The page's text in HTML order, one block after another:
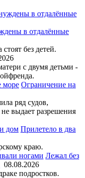
в отдалённые
без детей.
с двумя детьми -
Ограничение на
ряд судов,
выдает разрешения
Прилетело в два
краю.
Лежал без
08.08.2026
подростков.